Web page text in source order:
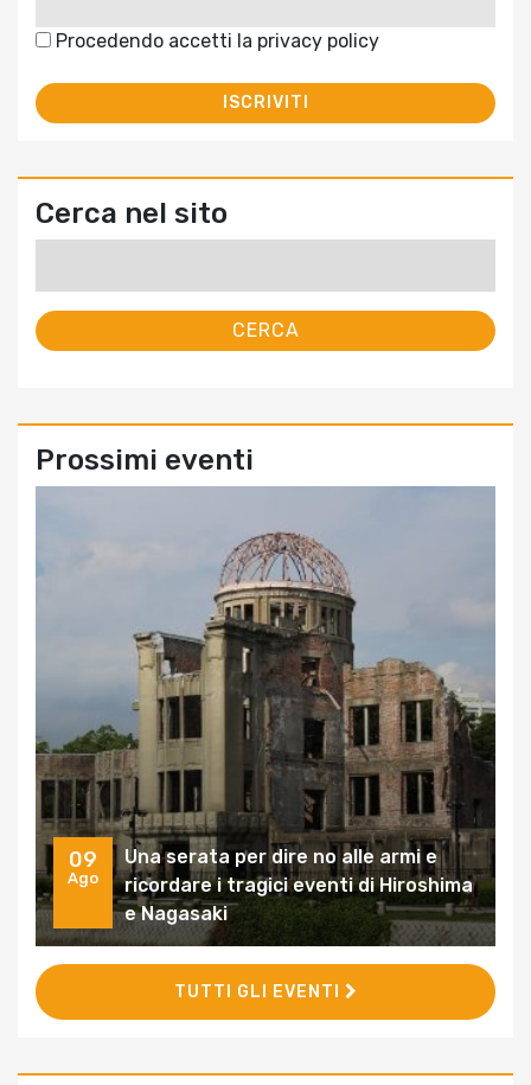
Procedendo accetti la privacy policy
Cerca nel sito
Prossimi eventi
09
Ago
Una serata per dire no alle armi e
ricordare i tragici eventi di Hiroshima
e Nagasaki
TUTTI GLI EVENTI